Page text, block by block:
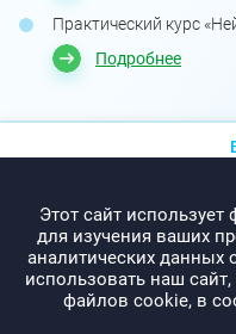
Практический курс
Подробнее
Этот сайт
для изучения ваших
аналитических данных
использовать наш
файлов cookie, в